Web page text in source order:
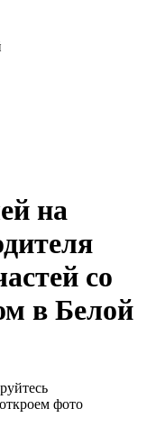
на
со
в Белой
фото